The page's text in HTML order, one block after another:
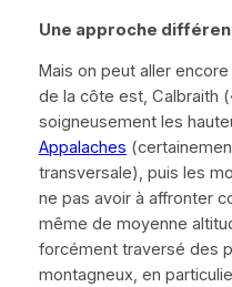
Une approche
Mais on peut aller encore
de la côte est, Calbraith (
soigneusement les
Appalaches
transversale), puis les
ne pas avoir à affronter
même de moyenne
forcément traversé des
montagneux, en